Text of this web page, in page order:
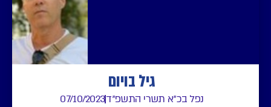
גיל בויום
נפל בכ"א תשרי התשפ"ד07/10/2023